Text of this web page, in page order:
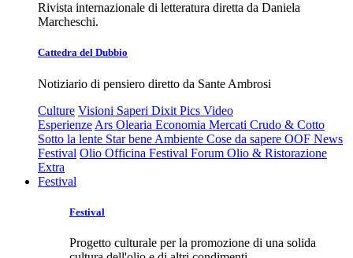
Rivista internazionale di letteratura diretta da Daniela
Marcheschi.
Cattedra del Dubbio
Notiziario di pensiero diretto da Sante Ambrosi
Culture Visioni Saperi Dixit Pics Video
Esperienze Ars Olearia Economia Mercati Crudo & Cotto
Sotto la lente Star bene Ambiente Cose da sapere OOF News
Festival Olio Officina Festival Forum Olio & Ristorazione
Extra
Festival
Festival
Progetto culturale per la promozione di una solida